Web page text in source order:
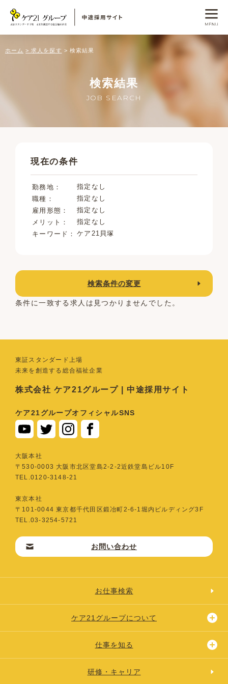
検索結果
JOB SEARCH
ホーム 求人を探す 検索結果
現在の条件
勤務地
指定なし
職種
指定なし
雇用形態
指定なし
メリット
指定なし
キーワード
ケア21貝塚
検索条件の変更
条件に一致する求人は見つかりませんでした。
東証スタンダード上場
未来を創造する総合福祉企業
株式会社 ケア21グループ | 中途採用サイト
ケア21グループオフィシャルSNS
⼤阪本社
〒530-0003 ⼤阪市北区堂島2-2-2近鉄堂島ビル10F
TEL.0120-3148-21
東京本社
〒101-0044 東京都千代⽥区鍛冶町2-6-1堀内ビルディング3F
TEL.03-3254-5721
お問い合わせ
お仕事検索
ケア21グループについて
仕事を知る
研修・キャリア